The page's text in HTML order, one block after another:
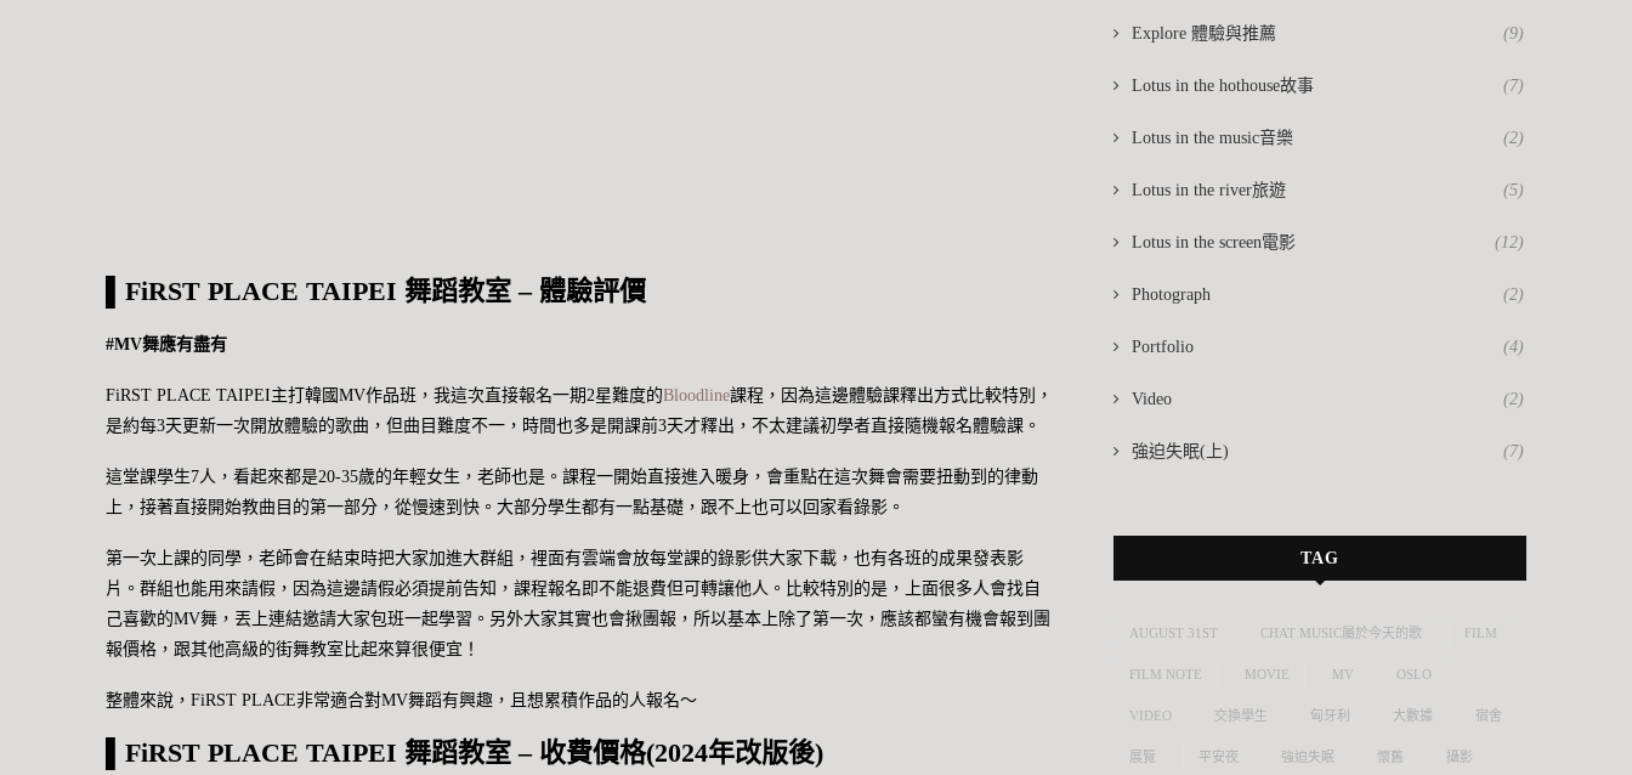
▌FiRST PLACE TAIPEI 舞蹈教室 – 體驗評價
#MV舞應有盡有
FiRST PLACE TAIPEI主打韓國MV作品班，我這次直接報名一期2星難度的Bloodline課程，因為這邊體驗課釋出方式比較特別，
是約每3天更新一次開放體驗的歌曲，但曲目難度不一，時間也多是開課前3天才釋出，不太建議初學者直接隨機報名體驗課。
這堂課學生7人，看起來都是20-35歲的年輕女生，老師也是。課程一開始直接進入暖身，會重點在這次舞會需要扭動到的律動
上，接著直接開始教曲目的第一部分，從慢速到快。大部分學生都有一點基礎，跟不上也可以回家看錄影。
第一次上課的同學，老師會在結束時把大家加進大群組，裡面有雲端會放每堂課的錄影供大家下載，也有各班的成果發表影
片。群組也能用來請假，因為這邊請假必須提前告知，課程報名即不能退費但可轉讓他人。比較特別的是，上面很多人會找自
己喜歡的MV舞，丟上連結邀請大家包班一起學習。另外大家其實也會揪團報，所以基本上除了第一次，應該都蠻有機會報到團
報價格，跟其他高級的街舞教室比起來算很便宜！
整體來說，FiRST PLACE非常適合對MV舞蹈有興趣，且想累積作品的人報名～
▌FiRST PLACE TAIPEI 舞蹈教室 – 收費價格(2024年改版後)
Explore 體驗與推薦 (9)
Lotus in the hothouse故事 (7)
Lotus in the music音樂 (2)
Lotus in the river旅遊 (5)
Lotus in the screen電影 (12)
Photograph (2)
Portfolio (4)
Video (2)
強迫失眠(上) (7)
TAG
AUGUST 31ST CHAT MUSIC屬於今天的歌 FILM
FILM NOTE MOVIE MV OSLO
VIDEO 交換學生 匈牙利 大數據 宿舍
展覽 平安夜 強迫失眠 懷舊 攝影